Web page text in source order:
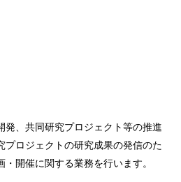
発、共同研究プロジェクト等の推進
プロジェクトの研究成果の発信のた
開催に関する業務を行います。